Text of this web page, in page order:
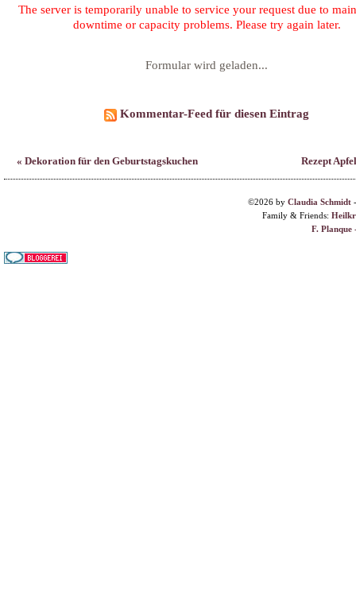
Kommentar-Feed für diesen Eintrag
Family & Friends: